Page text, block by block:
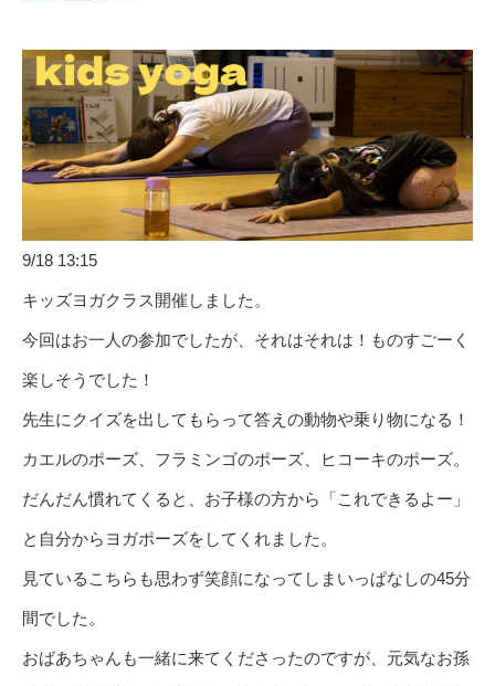
9/18 13:15
キッズヨガクラス開催しました。
今回はお一人の参加でしたが、それはそれは！ものすごーく
楽しそうでした！
先生にクイズを出してもらって答えの動物や乗り物になる！
カエルのポーズ、フラミンゴのポーズ、ヒコーキのポーズ。
だんだん慣れてくると、お子様の方から「これできるよー」
と自分からヨガポーズをしてくれました。
見ているこちらも思わず笑顔になってしまいっぱなしの45分
間でした。
おばあちゃんも一緒に来てくださったのですが、元気なお孫